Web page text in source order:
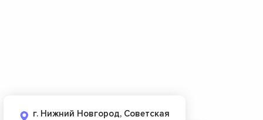
г. Нижний Новгород, Советская